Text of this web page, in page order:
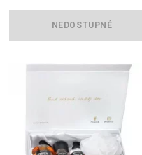
NEDOSTUPNÉ